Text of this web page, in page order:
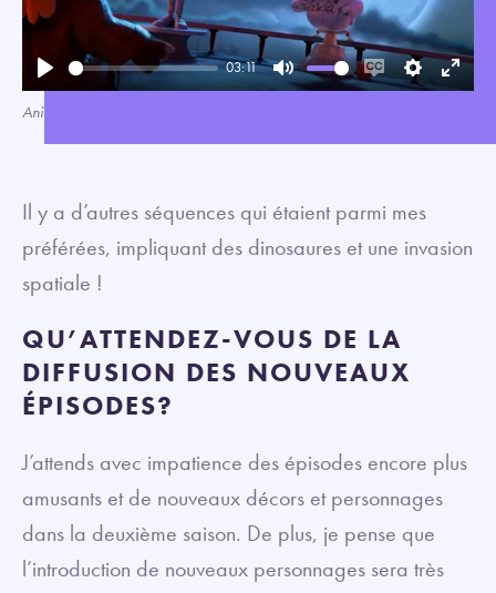
Play
03:11
Mute
EnableSettingsEnter
Animatique publiée par
Il y a d’autres séquences qui étaient parmi mes
préférées, impliquant des dinosaures et une invasion
spatiale !
QU’ATTENDEZ-VOUS DE LA
DIFFUSION DES NOUVEAUX
ÉPISODES?
J’attends avec impatience des épisodes encore plus
amusants et de nouveaux décors et personnages
dans la deuxième saison. De plus, je pense que
l’introduction de nouveaux personnages sera très